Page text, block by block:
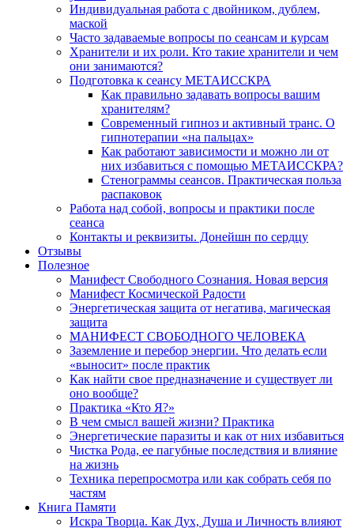
Индивидуальная работа с двойником, дублем,
маской
Часто задаваемые вопросы по сеансам и курсам
Хранители и их роли. Кто такие хранители и чем
они занимаются?
Подготовка к сеансу МЕТАИССКРА
Как правильно задавать вопросы вашим
хранителям?
Современный гипноз и активный транс. О
гипнотерапии «на пальцах»
Как работают зависимости и можно ли от
них избавиться с помощью МЕТАИССКРА?
Стенограммы сеансов. Практическая польза
распаковок
Работа над собой, вопросы и практики после
сеанса
Контакты и реквизиты. Донейшн по сердцу
Отзывы
Полезное
Манифест Свободного Сознания. Новая версия
Манифест Космической Радости
Энергетическая защита от негатива, магическая
защита
МАНИФЕСТ СВОБОДНОГО ЧЕЛОВЕКА
Заземление и перебор энергии. Что делать если
«выносит» после практик
Как найти свое предназначение и существует ли
оно вообще?
Практика «Кто Я?»
В чем смысл вашей жизни? Практика
Энергетические паразиты и как от них избавиться
Чистка Рода, ее пагубные последствия и влияние
на жизнь
Техника перепросмотра или как собрать себя по
частям
Книга Памяти
Искра Творца. Как Дух, Душа и Личность влияют